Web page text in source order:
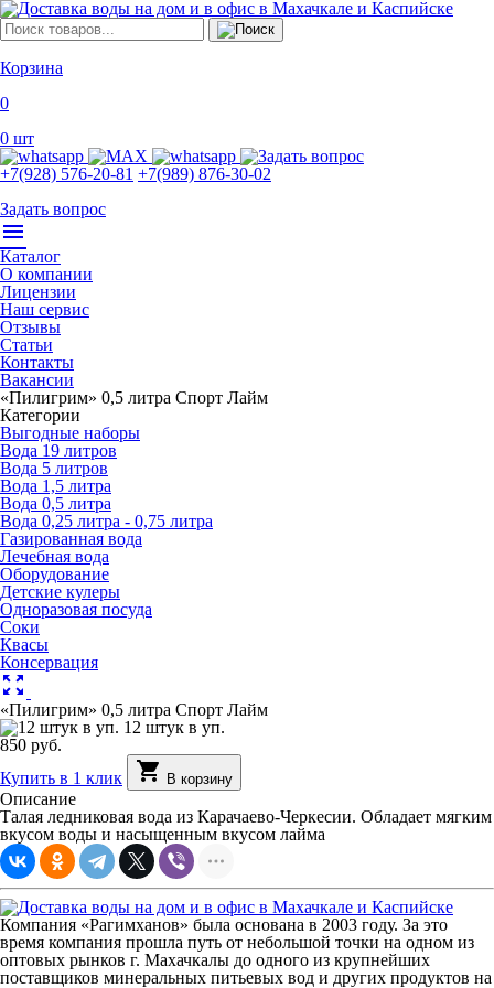
Корзина
0
0 шт
+7(928) 576-20-81 +7(989) 876-30-02
Задать вопрос
menu
Каталог
О компании
Лицензии
Наш сервис
Отзывы
Статьи
Контакты
Вакансии
«Пилигрим» 0,5 литра Спорт Лайм
Категории
Выгодные наборы
Вода 19 литров
Вода 5 литров
Вода 1,5 литра
Вода 0,5 литра
Вода 0,25 литра - 0,75 литра
Газированная вода
Лечебная вода
Оборудование
Детские кулеры
Одноразовая посуда
Соки
Квасы
Консервация
zoom_out_map
«Пилигрим» 0,5 литра Спорт Лайм
12 штук в уп.
850 руб.
Купить в 1 клик
shopping_cart В корзину
Описание
Талая ледниковая вода из Карачаево-Черкесии. Обладает мягким
вкусом воды и насыщенным вкусом лайма
Компания «Рагимханов» была основана в 2003 году. За это
время компания прошла путь от небольшой точки на одном из
оптовых рынков г. Махачкалы до одного из крупнейших
поставщиков минеральных питьевых вод и других продуктов на